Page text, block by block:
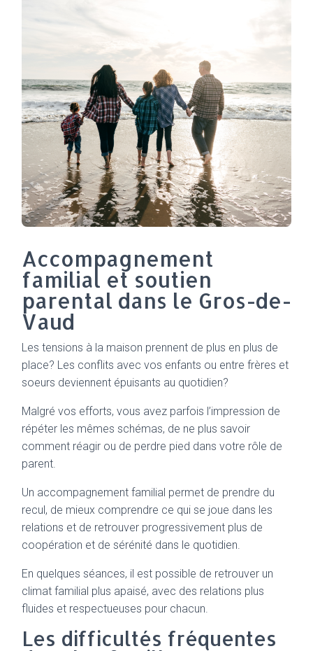
Accompagnement
familial et soutien
parental dans le Gros-de-
Vaud
Les tensions à la maison prennent de plus en plus de
place? Les conflits avec vos enfants ou entre frères et
soeurs deviennent épuisants au quotidien?
Malgré vos efforts, vous avez parfois l’impression de
répéter les mêmes schémas, de ne plus savoir
comment réagir ou de perdre pied dans votre rôle de
parent.
Un accompagnement familial permet de prendre du
recul, de mieux comprendre ce qui se joue dans les
relations et de retrouver progressivement plus de
coopération et de sérénité dans le quotidien.
En quelques séances, il est possible de retrouver un
climat familial plus apaisé, avec des relations plus
fluides et respectueuses pour chacun.
Les difficultés fréquentes